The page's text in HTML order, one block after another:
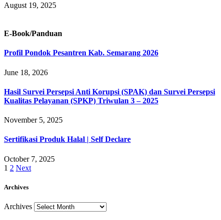
August 19, 2025
E-Book/Panduan
Profil Pondok Pesantren Kab. Semarang 2026
June 18, 2026
Hasil Survei Persepsi Anti Korupsi (SPAK) dan Survei Persepsi
Kualitas Pelayanan (SPKP) Triwulan 3 – 2025
November 5, 2025
Sertifikasi Produk Halal | Self Declare
October 7, 2025
1 2 Next
Archives
Archives